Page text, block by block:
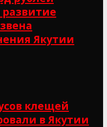
развитие
Якутии
клещей
в Якутии